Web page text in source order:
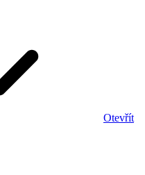
Otevřít